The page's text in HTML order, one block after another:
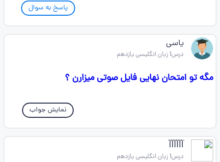
پاسخ به سوال
یاسی
درس1 زبان انگلیسی یازدهم
مگه تو امتحان نهایی فایل صوتی میزارن ؟
نمایش جواب
l⃐l⃐l⃐l⃐l⃐l⃐
درس1 زبان انگلیسی یازدهم